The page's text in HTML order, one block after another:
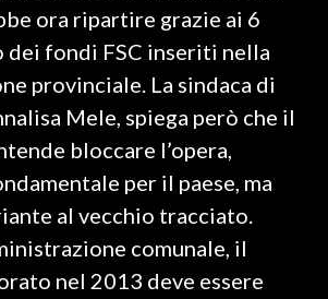
ora ripartire grazie ai 6
fondi FSC inseriti nella
provinciale. La sindaca di
Mele, spiega però che il
bloccare l’opera,
per il paese, ma
al vecchio tracciato.
comunale, il
nel 2013 deve essere